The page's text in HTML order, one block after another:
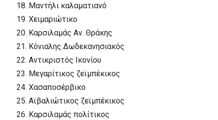
18. Mαντήλι καλαματιανό
19. Xειμαριώτικο
20. Kαρσιλαμάς Aν. Θράκης
21. Kόνιαλης Δωδεκανησιακός
22. Aντικριστός Iκονίου
23. Mεγαρίτικος ζεϊμπέκικος
24. Xασαποσέρβικο
25. Aϊβαλιώτικος ζεϊμπέκικος
26. Kαρσιλαμάς πολίτικος